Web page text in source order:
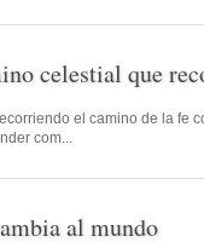
celestial que
el camino de la fe
com...
al mundo